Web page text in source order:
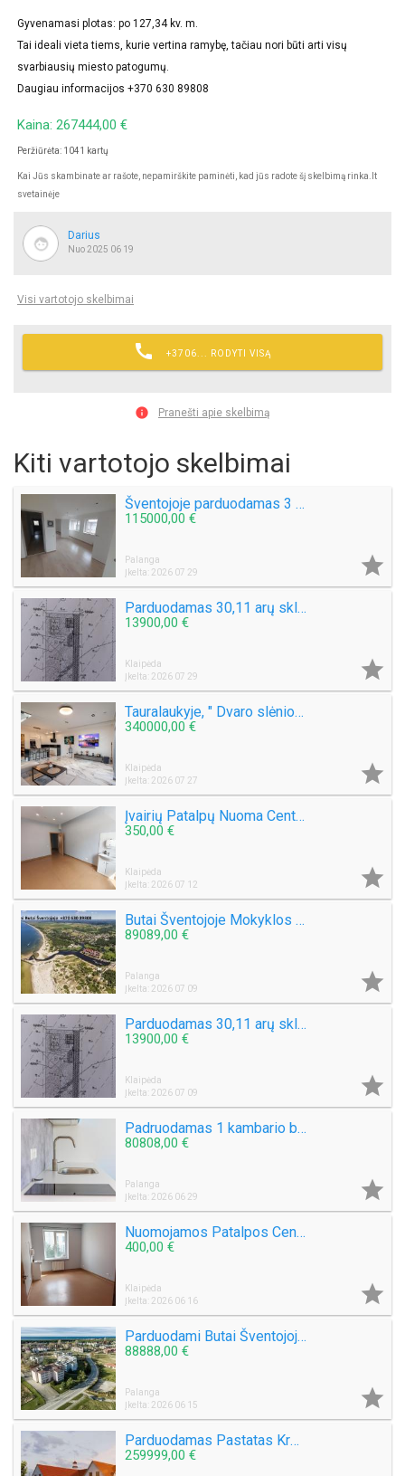
Gyvenamasi plotas: po 127,34 kv. m.
Tai ideali vieta tiems, kurie vertina ramybę, tačiau nori būti arti visų
svarbiausių miesto patogumų.
Daugiau informacijos +370 630 89808
Kaina: 267444,00 €
Peržiūrėta: 1041 kartų
Kai Jūs skambinate ar rašote, nepamirškite paminėti, kad jūs radote šį skelbimą rinka.lt
svetainėje
Darius
Nuo 2025 06 19
Visi vartotojo skelbimai
 +3706... RODYTI VISĄ
 Pranešti apie skelbimą
Kiti vartotojo skelbimai
Šventojoje parduodamas 3 kambarių 50 kv.m. Butas Mokyklos g.
115000,00 €
Palanga
Įkelta: 2026 07 29

Parduodamas 30,11 arų sklypą Šlapšilės km, Žiburių g. 25. Klaipėdos raj.
13900,00 €
Klaipėda
Įkelta: 2026 07 29

Tauralaukyje, " Dvaro slėnio " Medeinos g. Parduodamas kotedžas 113 kv.m. , sklypas 2,5 a .
340000,00 €
Klaipėda
Įkelta: 2026 07 27

Įvairių Patalpų Nuoma Centre Šaulių g. Klaipėda
350,00 €
Klaipėda
Įkelta: 2026 07 12

Butai Šventojoje Mokyklos g, ir Šventosios g. Galima ir Išperkamoji Nuoma.
89089,00 €
Palanga
Įkelta: 2026 07 09

Parduodamas 30,11 arų sklypą Šlapšilės km, Žiburių g. 25. Klaipėdos raj.
13900,00 €
Klaipėda
Įkelta: 2026 07 09

Padruodamas 1 kambario butas Šventojoje Mokyklos g. 40
80808,00 €
Palanga
Įkelta: 2026 06 29

Nuomojamos Patalpos Centre Šaulių g. Tinka grožio procedūroms, masažams, ofisams.
400,00 €
Klaipėda
Įkelta: 2026 06 16

Parduodami Butai Šventojoje Mokyklos g, ir Šventosios g. Galima ir Išperkamoji Nuoma
88888,00 €
Palanga
Įkelta: 2026 06 15

Parduodamas Pastatas Kretingos raj. Kurmaičių k. Mokyklos g. Yra Statybos Leidimas
259999,00 €